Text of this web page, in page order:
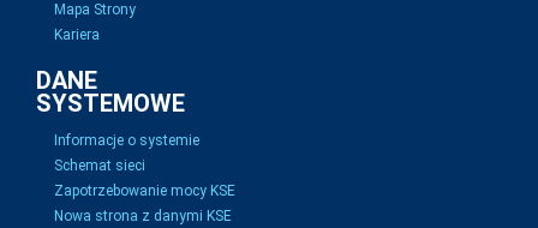
Mapa Strony
Kariera
DANE
SYSTEMOWE
Informacje o systemie
Schemat sieci
Zapotrzebowanie mocy KSE
Nowa strona z danymi KSE